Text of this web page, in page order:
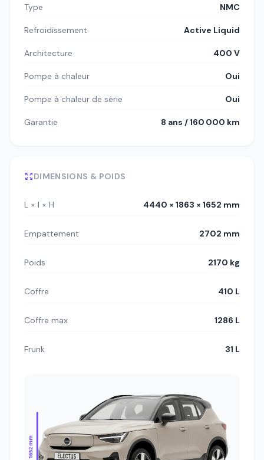
Type NMC
Refroidissement Active Liquid
Architecture 400 V
Pompe à chaleur Oui
Pompe à chaleur de série Oui
Garantie 8 ans / 160 000 km
DIMENSIONS & POIDS
L × l × H 4440 × 1863 × 1652 mm
Empattement 2702 mm
Poids 2170 kg
Coffre 410 L
Coffre max 1286 L
Frunk 31 L
1652 mm